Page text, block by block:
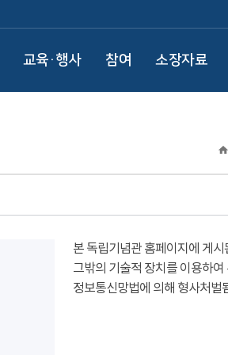
교육·행사 참여 소장자료
본 독립기념관 홈페이지에 게
그밖의 기술적 장치를 이용하
정보통신망법에 의해 형사처벌